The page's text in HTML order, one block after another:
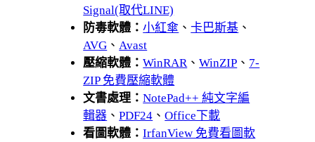
Signal(取代LINE)
防毒軟體：小紅傘 、卡巴斯基 、
AVG 、 Avast
壓縮軟體：WinRAR 、WinZIP 、 7-
ZIP 免費壓縮軟體
文書處理：NotePad++ 純文字編
輯器 、PDF24 、Office下載
看圖軟體：IrfanView 免費看圖軟